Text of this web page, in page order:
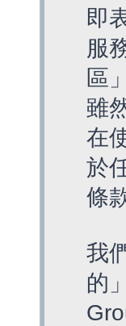
即
服
區
雖
在
於
條
我
的